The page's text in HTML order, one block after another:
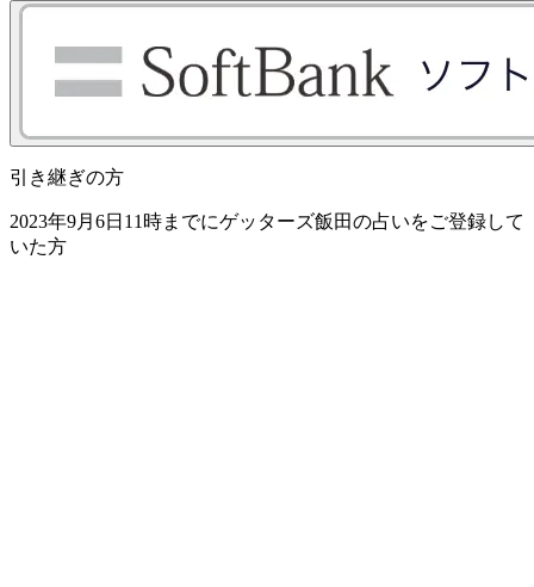
引き継ぎの方
2023年9月6日11時までにゲッターズ飯田の占いをご登録して
いた方